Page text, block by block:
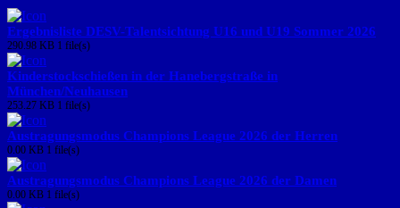
Ergebnisliste DESV-Talentsichtung U16 und U19 Sommer 2026
290.98 KB 1 file(s)
Kinderstockschießen in der Hanebergstraße in
München/Neuhausen
253.27 KB 1 file(s)
Austragungsmodus Champions League 2026 der Herren
0.00 KB 1 file(s)
Austragungsmodus Champions League 2026 der Damen
0.00 KB 1 file(s)